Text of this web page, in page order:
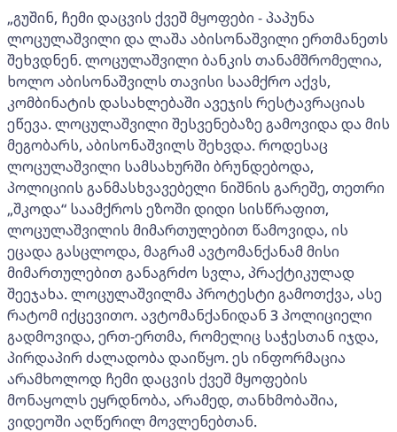
„გუშინ, ჩემი დაცვის ქვეშ მყოფები - პაპუნა
ლოცულაშვილი და ლაშა აბისონაშვილი ერთმანეთს
შეხვდნენ. ლოცულაშვილი ბანკის თანამშრომელია,
ხოლო აბისონაშვილს თავისი საამქრო აქვს,
კომბინატის დასახლებაში ავეჯის რესტავრაციას
ეწევა. ლოცულაშვილი შესვენებაზე გამოვიდა და მის
მეგობარს, აბისონაშვილს შეხვდა. როდესაც
ლოცულაშვილი სამსახურში ბრუნდებოდა,
პოლიციის განმასხვავებელი ნიშნის გარეშე, თეთრი
„შკოდა“ საამქროს ეზოში დიდი სისწრაფით,
ლოცულაშვილის მიმართულებით წამოვიდა, ის
ეცადა გასცლოდა, მაგრამ ავტომანქანამ მისი
მიმართულებით განაგრძო სვლა, პრაქტიკულად
შეეჯახა. ლოცულაშვილმა პროტესტი გამოთქვა, ასე
რატომ იქცევითო. ავტომანქანიდან 3 პოლიციელი
გადმოვიდა, ერთ-ერთმა, რომელიც საჭესთან იჯდა,
პირდაპირ ძალადობა დაიწყო. ეს ინფორმაცია
არამხოლოდ ჩემი დაცვის ქვეშ მყოფების
მონაყოლს ეყრდნობა, არამედ, თანხმობაშია,
ვიდეოში აღწერილ მოვლენებთან.